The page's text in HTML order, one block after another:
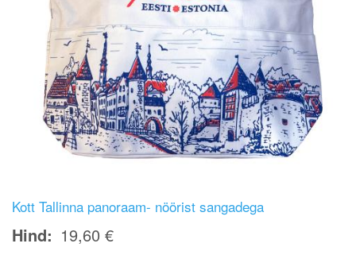
Kott Tallinna panoraam- nöörist sangadega
Hind 19,60 €